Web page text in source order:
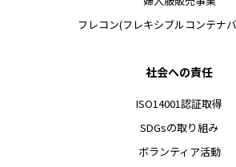
フレコン(フレキシブルコンテナ
社会への責任
ISO14001認証取得
SDGsの取り組み
ボランティア活動